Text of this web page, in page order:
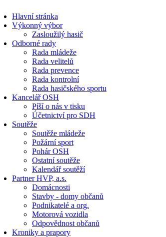
Hlavní stránka
Výkonný výbor
Zasloužilý hasič
Odborné rady
Rada mládeže
Rada velitelů
Rada prevence
Rada kontrolní
Rada hasičského sportu
Kancelář OSH
Píší o nás v tisku
Účetnictví pro SDH
Soutěže
Soutěže mládeže
Požární sport
Pohár OSH
Ostatní soutěže
Kalendář soutěží
Partner HVP, a.s.
Domácnosti
Stavby - domy občanů
Podnikatelé a org.
Motorová vozidla
Odpovědnost občanů
Kroniky a prapory